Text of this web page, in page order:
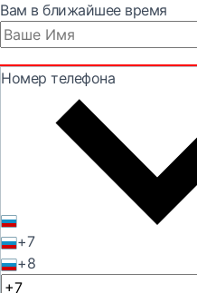
Вам в ближайшее время
Номер телефона
+7
+8